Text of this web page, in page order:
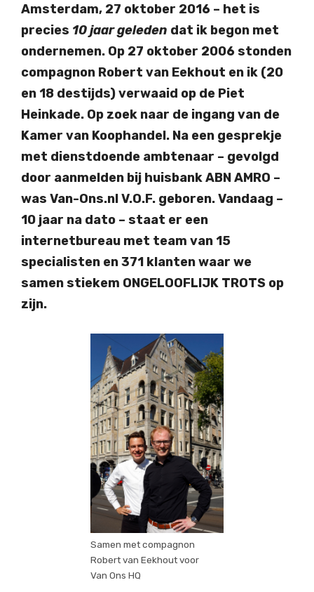
Amsterdam, 27 oktober 2016 – het is
precies 10 jaar geleden dat ik begon met
ondernemen. Op 27 oktober 2006 stonden
compagnon Robert van Eekhout en ik (20
en 18 destijds) verwaaid op de Piet
Heinkade. Op zoek naar de ingang van de
Kamer van Koophandel. Na een gesprekje
met dienstdoende ambtenaar – gevolgd
door aanmelden bij huisbank ABN AMRO –
was Van-Ons.nl V.O.F. geboren. Vandaag –
10 jaar na dato – staat er een
internetbureau met team van 15
specialisten en 371 klanten waar we
samen stiekem ONGELOOFLIJK TROTS op
zijn.
Samen met compagnon
Robert van Eekhout voor
Van Ons HQ